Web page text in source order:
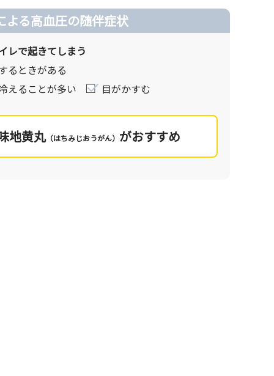
のア
が
みま
を
よる高血圧の随伴症状
レで起きてしまう
るときがある
えることが多い
目がかすむ
地黄丸（はちみじおうがん） がおすすめ